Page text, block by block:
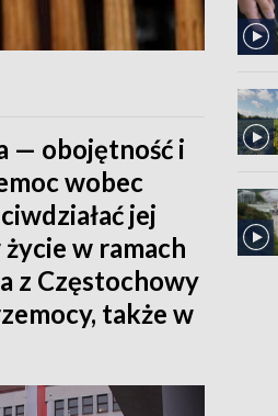
— obojętność i
wobec
jej
w ramach
z Częstochowy
także w